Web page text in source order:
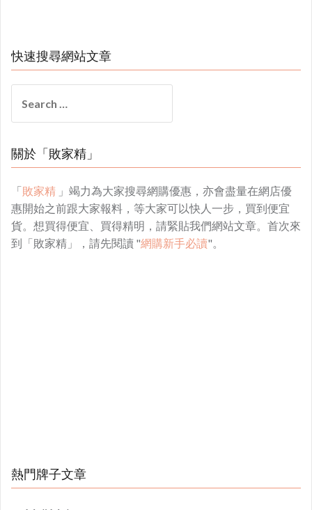
快速搜尋網站文章
for:
關於「敗家精」
「敗家精 」竭力為大家搜尋網購優惠，亦會盡量在網店優
惠開始之前跟大家報料，等大家可以快人一步，買到便宜
貨。想買得便宜、買得精明，請緊貼我們網站文章。首次來
到「敗家精」，請先閱讀 "網購新手必讀"。
熱門牌子文章